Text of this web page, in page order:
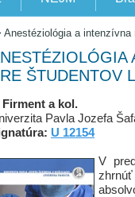
Anestéziológia a
ŠTUDENTOV
Firment a kol.
Pavla Jozefa
U 12154
V